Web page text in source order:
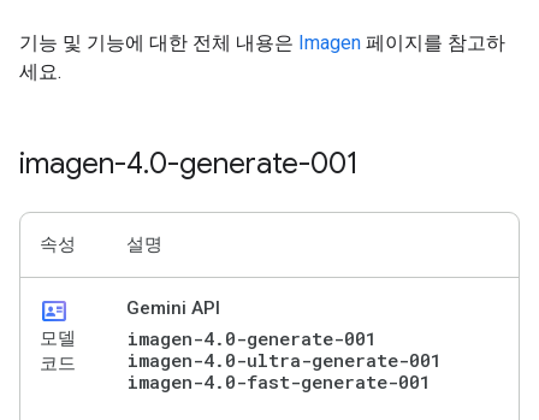
기능 및 기능에 대한 전체 내용은 Imagen 페이지를 참고하
세요.
imagen-4.0-generate-001
속성 설명
id_card
모델
코드
Gemini API
imagen-4.0-generate-001
imagen-4.0-ultra-generate-001
imagen-4.0-fast-generate-001